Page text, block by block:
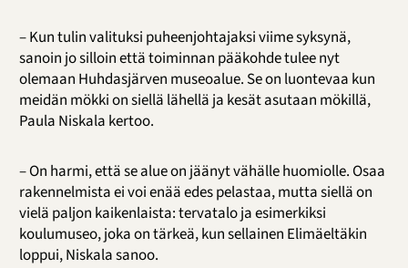
– Kun tulin valituksi puheenjohtajaksi viime syksynä,
sanoin jo silloin että toiminnan pääkohde tulee nyt
olemaan Huhdasjärven museoalue. Se on luontevaa kun
meidän mökki on siellä lähellä ja kesät asutaan mökillä,
Paula Niskala kertoo.
– On harmi, että se alue on jäänyt vähälle huomiolle. Osaa
rakennelmista ei voi enää edes pelastaa, mutta siellä on
vielä paljon kaikenlaista: tervatalo ja esimerkiksi
koulumuseo, joka on tärkeä, kun sellainen Elimäeltäkin
loppui, Niskala sanoo.